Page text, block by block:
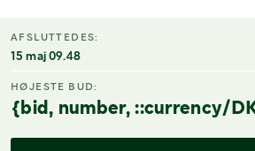
AFSLUTTEDES:
15 maj 09.48
HØJESTE BUD:
{bid, number, ::currency/